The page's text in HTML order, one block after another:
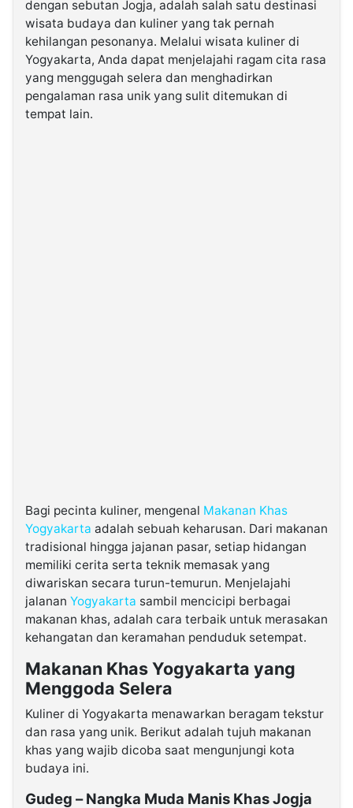
Kabarbaru.co
2026
dengan sebutan Jogja, adalah salah satu destinasi
wisata budaya dan kuliner yang tak pernah
kehilangan pesonanya. Melalui wisata kuliner di
Yogyakarta, Anda dapat menjelajahi ragam cita rasa
yang menggugah selera dan menghadirkan
pengalaman rasa unik yang sulit ditemukan di
tempat lain.
Bagi pecinta kuliner, mengenal Makanan Khas
Yogyakarta adalah sebuah keharusan. Dari makanan
tradisional hingga jajanan pasar, setiap hidangan
memiliki cerita serta teknik memasak yang
diwariskan secara turun-temurun. Menjelajahi
jalanan Yogyakarta sambil mencicipi berbagai
makanan khas, adalah cara terbaik untuk merasakan
kehangatan dan keramahan penduduk setempat.
Makanan Khas Yogyakarta yang
Menggoda Selera
Kuliner di Yogyakarta menawarkan beragam tekstur
dan rasa yang unik. Berikut adalah tujuh makanan
khas yang wajib dicoba saat mengunjungi kota
budaya ini.
Gudeg – Nangka Muda Manis Khas Jogja